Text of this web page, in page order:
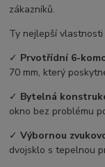
zákazníků.
Ty nejlepší
✓ Prvotřídní 6-
70 mm, který
✓ Bytelná
okno bez problému
✓Výbornou
dvojsklo s tepelnou